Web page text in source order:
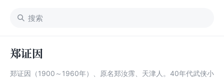
郑证因
郑证因（1900～1960年）、原名郑汝霈、天津人。40年代武侠小